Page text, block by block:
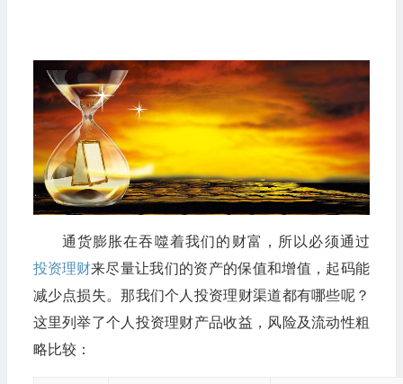
通货膨胀在吞噬着我们的财富，所以必须通过
投资理财来尽量让我们的资产的保值和增值，起码能
减少点损失。那我们个人投资理财渠道都有哪些呢？
这里列举了个人投资理财产品收益，风险及流动性粗
略比较：